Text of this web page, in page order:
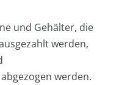
und Gehälter, die
werden,
werden.